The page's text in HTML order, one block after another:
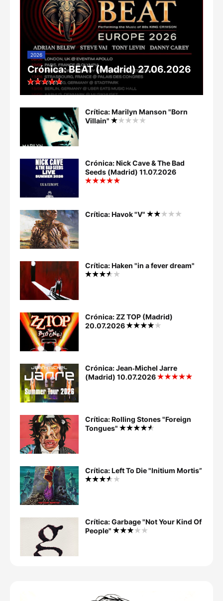
2026
Crónica: BEAT (Madrid) 27.06.2026
Crítica: Marilyn Manson "Born
Villain"
Crónica: Nick Cave & The Bad
Seeds (Madrid) 11.07.2026
Crítica: Havok "V"
Crítica: Haken "in a fever dream"
Crónica: ZZ TOP (Madrid)
20.07.2026
Crónica: Jean‐Michel Jarre
(Madrid) 10.07.2026
Crítica: Rolling Stones "Foreign
Tongues"
Crítica: Left To Die "Initium Mortis”
Crítica: Garbage "Not Your Kind Of
People"